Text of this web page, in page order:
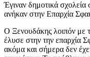
Έγιναν δημοτικά
ανήκαν στην Επαρχία
Ο Ξενουδάκης λοιπόν με
έλυσε στην την επαρχία
ακόμα και σήμερα δεν